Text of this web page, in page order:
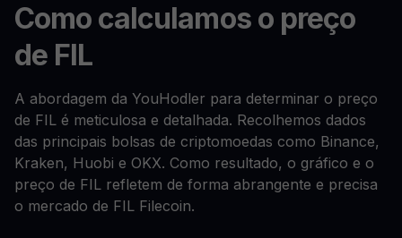
Como calculamos o preço
de FIL
A abordagem da YouHodler para determinar o preço
de FIL é meticulosa e detalhada. Recolhemos dados
das principais bolsas de criptomoedas como Binance,
Kraken, Huobi e OKX. Como resultado, o gráfico e o
preço de FIL refletem de forma abrangente e precisa
o mercado de FIL Filecoin.